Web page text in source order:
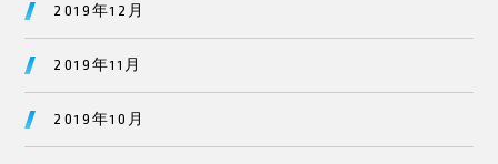
2019年12月
2019年11月
2019年10月